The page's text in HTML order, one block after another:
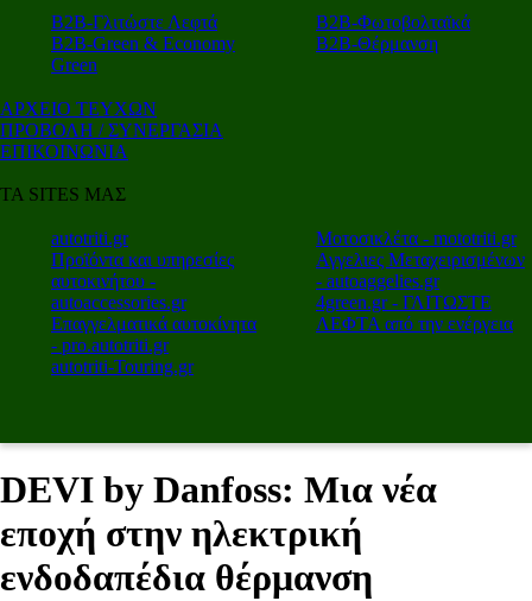
Β2Β-Γλιτώστε Λεφτά
Β2Β-Green & Economy
Green
Β2Β-Φωτοβολταϊκά
Β2Β-Θέρμανση
ΑΡΧΕΙΟ ΤΕΥΧΩΝ
ΠΡΟΒΟΛΗ / ΣΥΝΕΡΓΑΣΙΑ
ΕΠΙΚΟΙΝΩΝΙΑ
ΤΑ SITES ΜΑΣ
autotriti.gr
Προϊόντα και υπηρεσίες
αυτοκινήτου -
autoaccessories.gr
Επαγγελματικά αυτοκίνητα
- pro.autotriti.gr
autotriti-Touring.gr
Μοτοσικλέτα - mototriti.gr
Αγγελιες Μεταχειρισμένων
- autoaggelies.gr
4green.gr - ΓΛΙΤΩΣΤΕ
ΛΕΦΤΑ από την ενέργεια
DEVI by Danfoss: Μια νέα
εποχή στην ηλεκτρική
ενδοδαπέδια θέρμανση